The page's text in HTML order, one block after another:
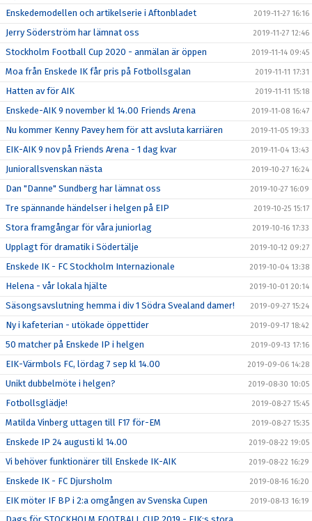
Enskedemodellen och artikelserie i Aftonbladet 2019-11-27 16:16
Jerry Söderström har lämnat oss 2019-11-27 12:46
Stockholm Football Cup 2020 - anmälan är öppen 2019-11-14 09:45
Moa från Enskede IK får pris på Fotbollsgalan 2019-11-11 17:31
Hatten av för AIK 2019-11-11 15:18
Enskede-AIK 9 november kl 14.00 Friends Arena 2019-11-08 16:47
Nu kommer Kenny Pavey hem för att avsluta karriären 2019-11-05 19:33
EIK-AIK 9 nov på Friends Arena - 1 dag kvar 2019-11-04 13:43
Juniorallsvenskan nästa 2019-10-27 16:24
Dan "Danne" Sundberg har lämnat oss 2019-10-27 16:09
Tre spännande händelser i helgen på EIP 2019-10-25 15:17
Stora framgångar för våra juniorlag 2019-10-16 17:33
Upplagt för dramatik i Södertälje 2019-10-12 09:27
Enskede IK - FC Stockholm Internazionale 2019-10-04 13:38
Helena - vår lokala hjälte 2019-10-01 20:14
Säsongsavslutning hemma i div 1 Södra Svealand damer! 2019-09-27 15:24
Ny i kafeterian - utökade öppettider 2019-09-17 18:42
50 matcher på Enskede IP i helgen 2019-09-13 17:16
EIK-Värmbols FC, lördag 7 sep kl 14.00 2019-09-06 14:28
Unikt dubbelmöte i helgen? 2019-08-30 10:05
Fotbollsglädje! 2019-08-27 15:45
Matilda Vinberg uttagen till F17 för-EM 2019-08-27 15:35
Enskede IP 24 augusti kl 14.00 2019-08-22 19:05
Vi behöver funktionärer till Enskede IK-AIK 2019-08-22 16:29
Enskede IK - FC Djursholm 2019-08-16 16:20
EIK möter IF BP i 2:a omgången av Svenska Cupen 2019-08-13 16:19
Dags för STOCKHOLM FOOTBALL CUP 2019 - EIK:s stora